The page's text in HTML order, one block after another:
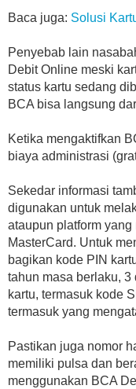
Baca juga: Solusi
Penyebab lain
Debit Online meski
status kartu sedang
BCA bisa langsung
Ketika mengaktifkan
biaya administrasi
Sekedar informasi
digunakan untuk
ataupun platform
MasterCard. Untuk
bagikan kode PIN
tahun masa berlaku,
kartu, termasuk kode
termasuk yang
Pastikan juga nomor
memiliki pulsa dan
menggunakan BCA